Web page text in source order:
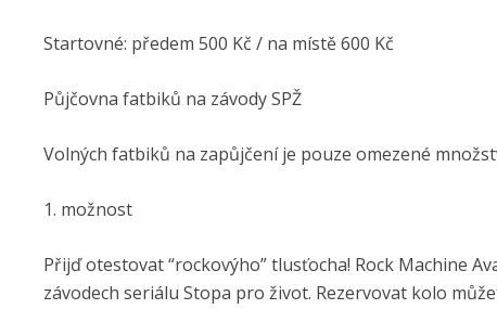
Startovné: předem 500 Kč / na místě 600 Kč
Půjčovna fatbiků na závody SPŽ
Volných fatbiků na zapůjčení je pouze omezené
1. možnost
Přijď otestovat “rockovýho” tlusťocha! Rock Machine
závodech seriálu Stopa pro život. Rezervovat kolo